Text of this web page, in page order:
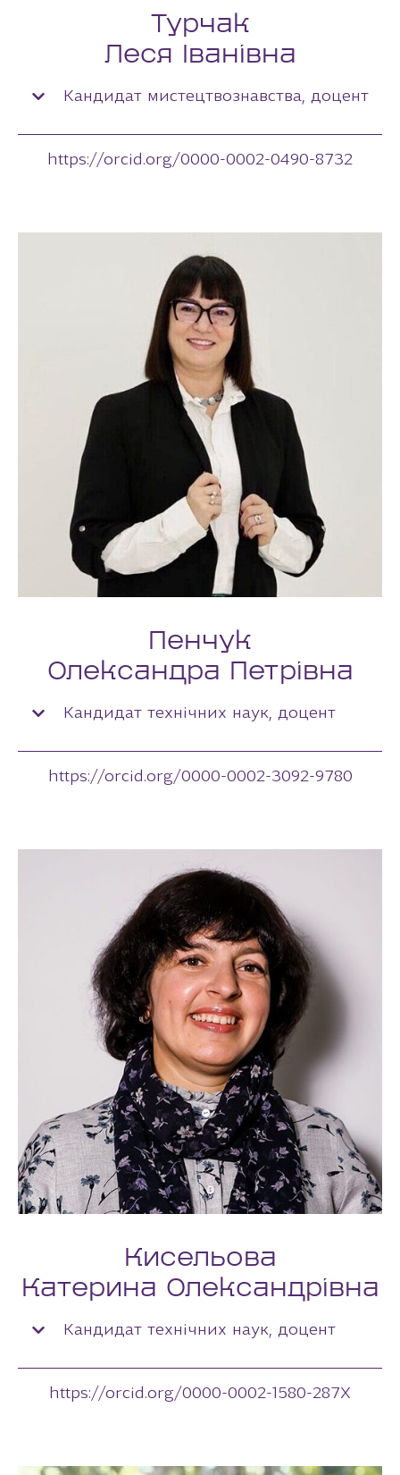
Турчак
Леся Іванівна
Кандидат мистецтвознавства, доцент
https://orcid.org/0000-0002-0490-8732
Пенчук
Олександра Петрівна
Кандидат технічних наук, доцент
https://orcid.org/0000-0002-3092-9780
Кисельова
Катерина Олександрівна
Кандидат технічних наук, доцент
https://orcid.org/0000-0002-1580-287X